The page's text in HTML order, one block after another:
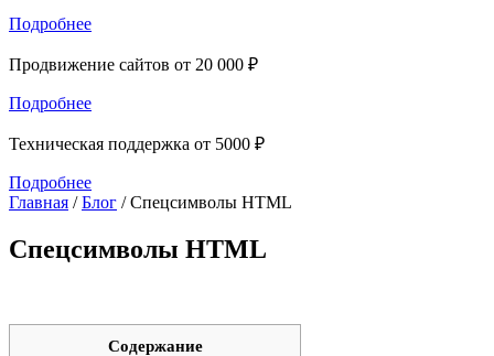
Подробнее
Продвижение сайтов от 20 000 ₽
Подробнее
Техническая поддержка от 5000 ₽
Подробнее
Главная / Блог / Спецсимволы HTML
Спецсимволы HTML
Содержание